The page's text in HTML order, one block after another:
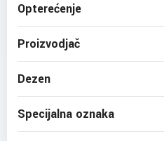
Opterećenje
Proizvodjač
Dezen
Specijalna oznaka